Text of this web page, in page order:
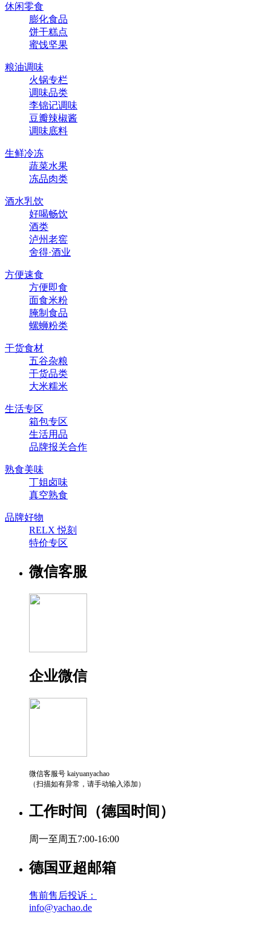
休闲零食
膨化食品
饼干糕点
蜜饯坚果
粮油调味
火锅专栏
调味品类
李锦记调味
豆瓣辣椒酱
调味底料
生鲜冷冻
蔬菜水果
冻品肉类
酒水乳饮
好喝畅饮
酒类
泸州老窖
舍得·酒业
方便速食
方便即食
面食米粉
腌制食品
螺蛳粉类
干货食材
五谷杂粮
干货品类
大米糯米
生活专区
箱包专区
生活用品
品牌报关合作
熟食美味
丁姐卤味
真空熟食
品牌好物
RELX 悦刻
特价专区
微信客服
企业微信
微信客服号 kaiyuanyachao
（扫描如有异常，请手动输入添加）
工作时间（德国时间）
周一至周五7:00-16:00
德国亚超邮箱
售前售后投诉：
info@yachao.de